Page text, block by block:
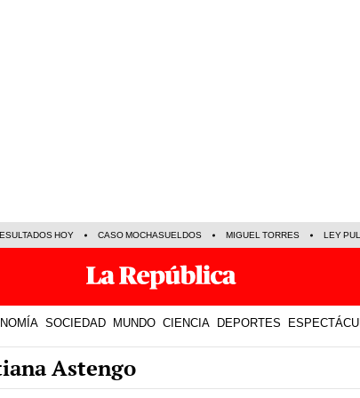
HOY CASO MOCHASUELDOS MIGUEL TORRES LEY
SOCIEDAD MUNDO CIENCIA DEPORTES
Astengo